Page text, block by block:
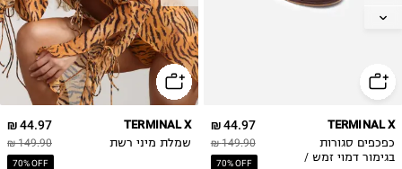
39
44.97 ₪
149.90 ₪
70% OFF
TERMINAL X
כפכפים סגורות
בגימור דמוי זמש /
44.97 ₪
149.90 ₪
70% OFF
TERMINAL X
שמלת מיני רשת